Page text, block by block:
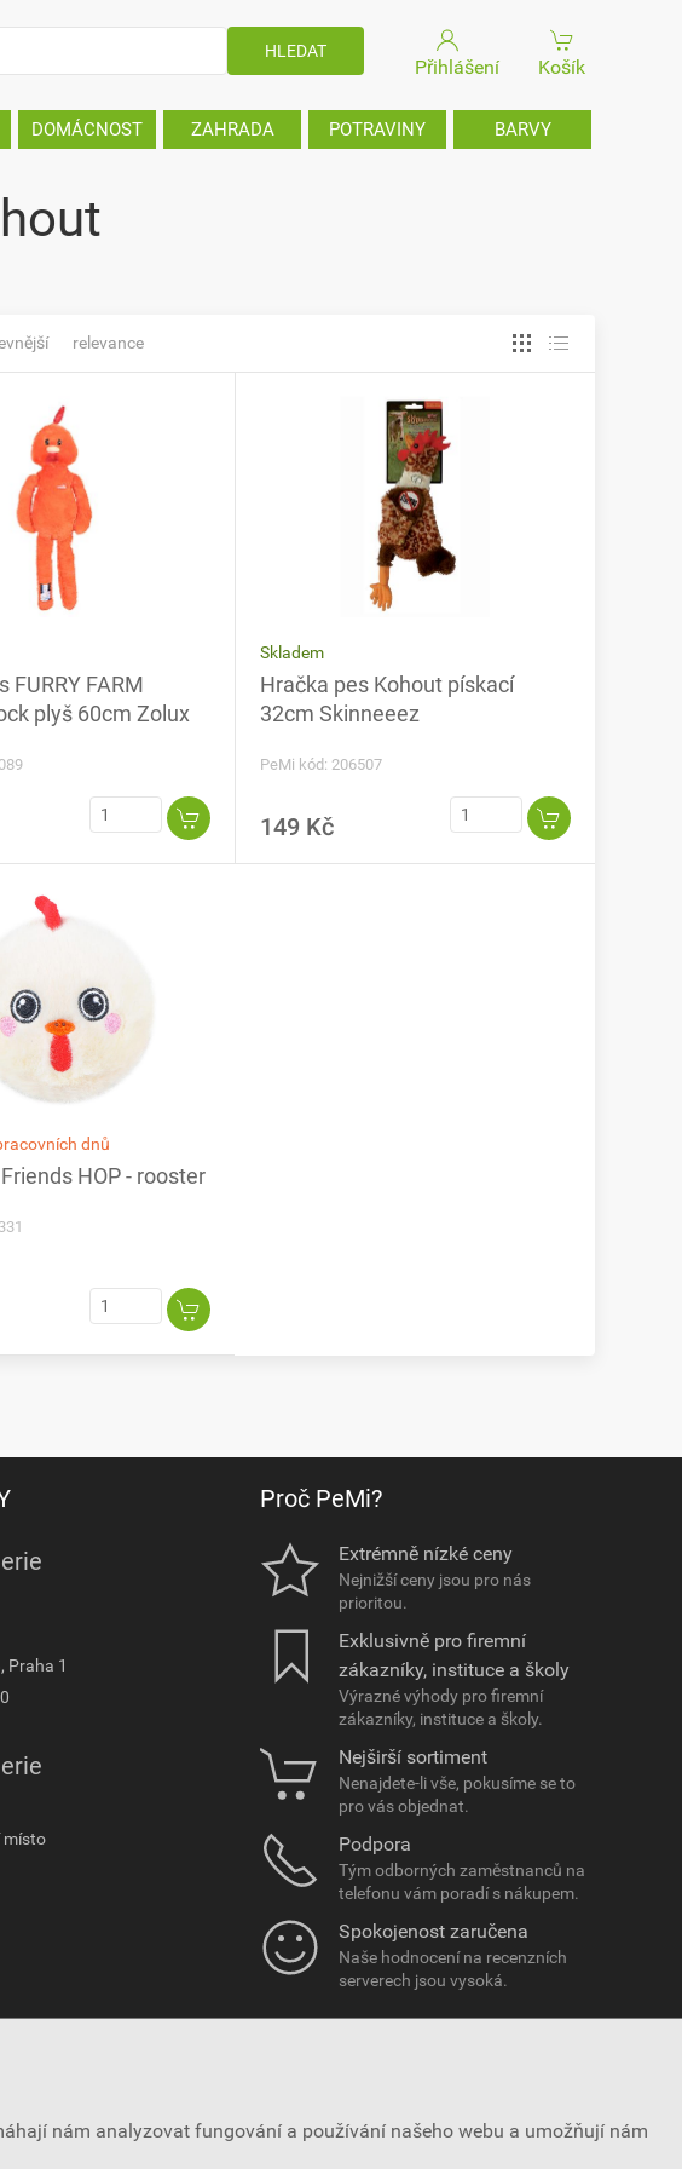
nám analyzovat fungování a používání našeho webu a umožňují nám
Přihlášení Košík
DOMÁCNOST ZAHRADA POTRAVINY BARVY
relevance
FURRY FARM
plyš 60cm Zolux
Skladem
Hračka pes Kohout pískací
32cm Skinneeez
PeMi kód: 206507
149 Kč
dnů
HOP - rooster
Praha 1
místo
Proč PeMi?
Extrémně nízké ceny
Nejnižší ceny jsou pro nás
prioritou.
Exklusivně pro firemní
zákazníky, instituce a školy
Výrazné výhody pro firemní
zákazníky, instituce a školy.
Nejširší sortiment
Nenajdete-li vše, pokusíme se to
pro vás objednat.
Podpora
Tým odborných zaměstnanců na
telefonu vám poradí s nákupem.
Spokojenost zaručena
Naše hodnocení na recenzních
serverech jsou vysoká.